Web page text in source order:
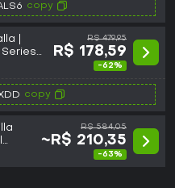
copy
|
R$ 479,95
R$ 178,59
-62%
copy
R$ 584,05
~R$ 210,35
-63%